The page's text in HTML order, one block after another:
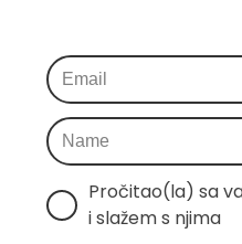
Pročitao(la) sa
i slažem s njima